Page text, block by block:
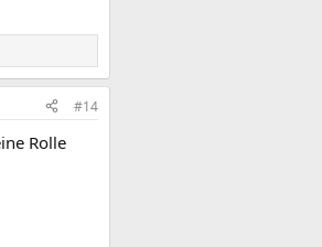
#14
Rolle